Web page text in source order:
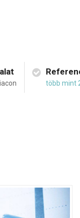
több mint